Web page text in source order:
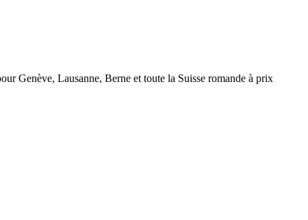
Genève, Lausanne, Berne et toute la Suisse romande à prix